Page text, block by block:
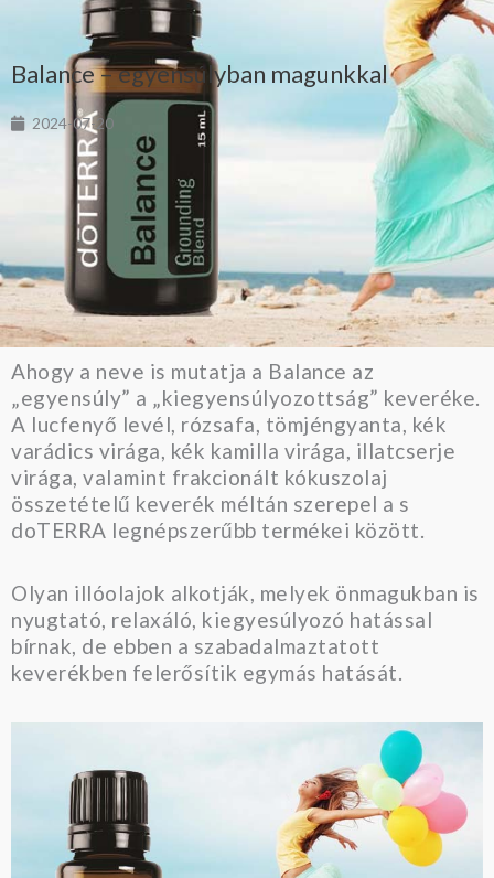
Balance – egyensúlyban magunkkal
2024-07-20
Ahogy a neve is mutatja a Balance az
„egyensúly” a „kiegyensúlyozottság” keveréke.
A lucfenyő levél, rózsafa, tömjéngyanta, kék
varádics virága, kék kamilla virága, illatcserje
virága, valamint frakcionált kókuszolaj
összetételű keverék méltán szerepel a s
doTERRA legnépszerűbb termékei között.
Olyan illóolajok alkotják, melyek önmagukban is
nyugtató, relaxáló, kiegyesúlyozó hatással
bírnak, de ebben a szabadalmaztatott
keverékben felerősítik egymás hatását.